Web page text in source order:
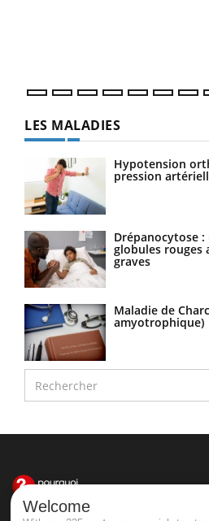
LES MALADIES
Hypotension
pression
Drépanocytose
globules rouges
graves
Maladie de
amyotrophique)
Welcome